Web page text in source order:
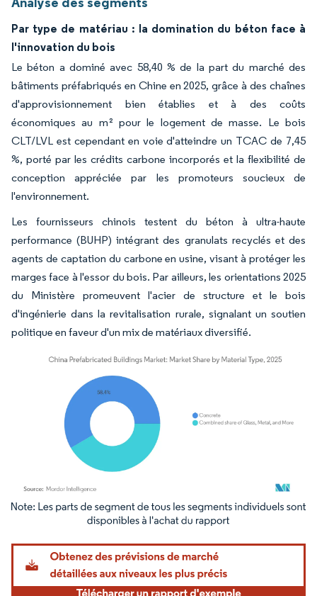
Par type de matériau : la domination du béton face à
l'innovation du bois
Le béton a dominé avec 58,40 % de la part du marché des
bâtiments préfabriqués en Chine en 2025, grâce à des chaînes
d'approvisionnement bien établies et à des coûts
économiques au m² pour le logement de masse. Le bois
CLT/LVL est cependant en voie d'atteindre un TCAC de 7,45
%, porté par les crédits carbone incorporés et la flexibilité de
conception appréciée par les promoteurs soucieux de
l'environnement.
Les fournisseurs chinois testent du béton à ultra-haute
performance (BUHP) intégrant des granulats recyclés et des
agents de captation du carbone en usine, visant à protéger les
marges face à l'essor du bois. Par ailleurs, les orientations 2025
du Ministère promeuvent l'acier de structure et le bois
d'ingénierie dans la revitalisation rurale, signalant un soutien
politique en faveur d'un mix de matériaux diversifié.
Image © Mordor Intelligence. La réutilisation nécessite une attribution sous CC BY